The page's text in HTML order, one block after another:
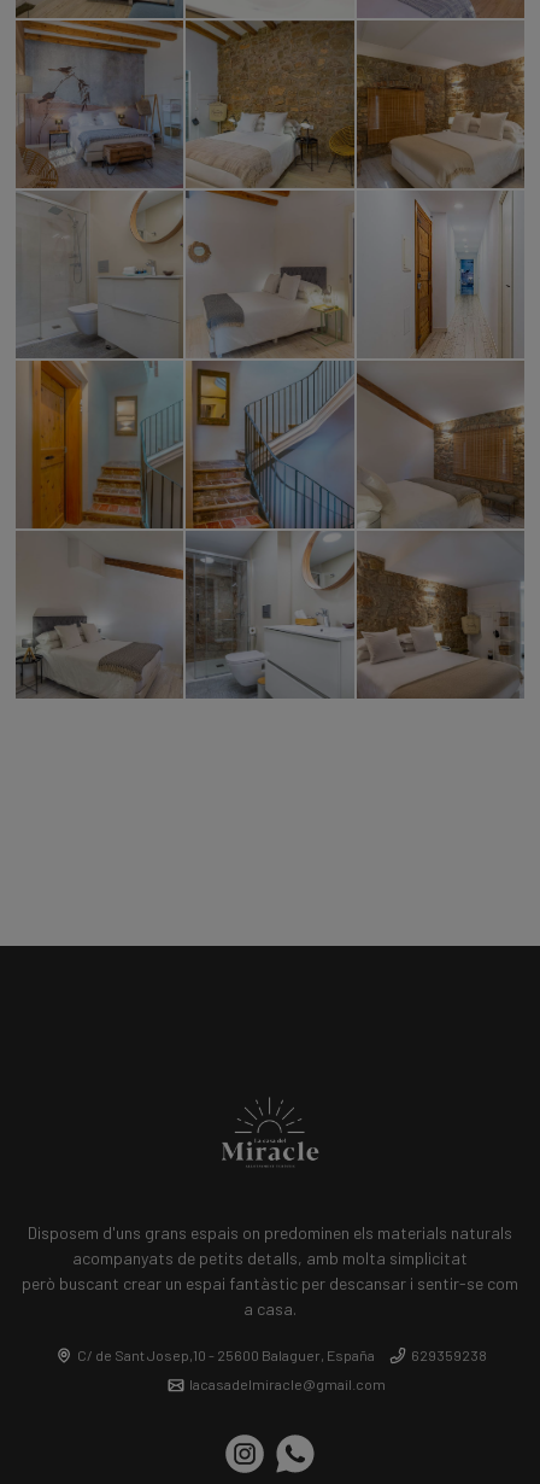
Disposem d'uns grans espais on predominen els materials naturals
acompanyats de petits detalls, amb molta simplicitat
però buscant crear un espai fantàstic per descansar i sentir-se com
a casa.
C/ de Sant Josep,10 - 25600 Balaguer, España
629359238
lacasadelmiracle@gmail.com